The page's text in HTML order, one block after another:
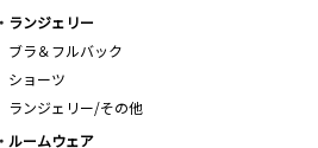
ランジェリー
ブラ＆フルバック
ショーツ
ランジェリー/その他
ルームウェア